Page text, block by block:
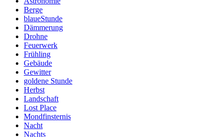
Berge
blaueStunde
Dämmerung
Drohne
Feuerwerk
Frühling
Gebäude
Gewitter
goldene Stunde
Herbst
Landschaft
Lost Place
Mondfinsternis
Nacht
Nachts